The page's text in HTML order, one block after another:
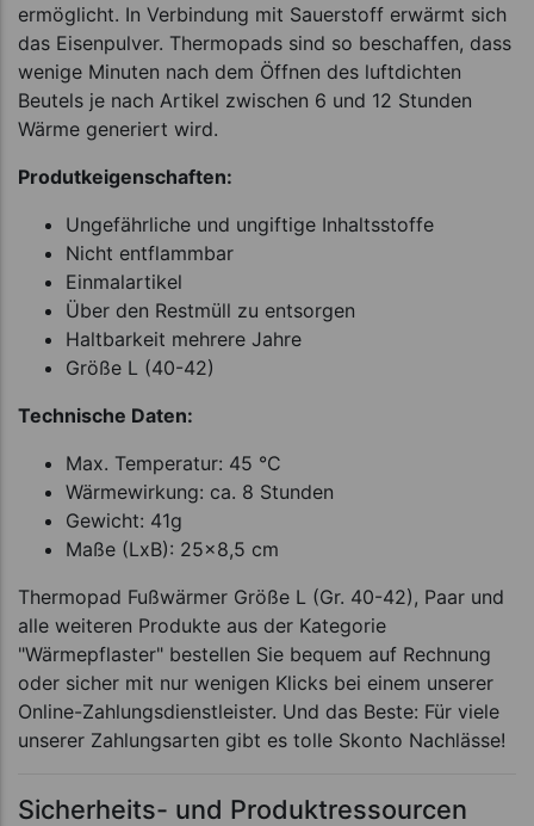
ermöglicht. In Verbindung mit Sauerstoff erwärmt sich
das Eisenpulver. Thermopads sind so beschaffen, dass
wenige Minuten nach dem Öffnen des luftdichten
Beutels je nach Artikel zwischen 6 und 12 Stunden
Wärme generiert wird.
Produtkeigenschaften:
Ungefährliche und ungiftige Inhaltsstoffe
Nicht entflammbar
Einmalartikel
Über den Restmüll zu entsorgen
Haltbarkeit mehrere Jahre
Größe L (40-42)
Technische Daten:
Max. Temperatur: 45 °C
Wärmewirkung: ca. 8 Stunden
Gewicht: 41g
Maße (LxB): 25x8,5 cm
Thermopad Fußwärmer Größe L (Gr. 40-42), Paar und
alle weiteren Produkte aus der Kategorie
"Wärmepflaster" bestellen Sie bequem auf Rechnung
oder sicher mit nur wenigen Klicks bei einem unserer
Online-Zahlungsdienstleister. Und das Beste: Für viele
unserer Zahlungsarten gibt es tolle Skonto Nachlässe!
Sicherheits- und Produktressourcen